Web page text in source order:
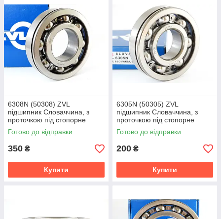
6308N (50308) ZVL
підшипник Словаччина, з
проточкою під стопорне
кільце
Готово до відправки
350 ₴
Купити
6305N (50305) ZVL
підшипник Словаччина, з
проточкою під стопорне
кільце
Готово до відправки
200 ₴
Купити